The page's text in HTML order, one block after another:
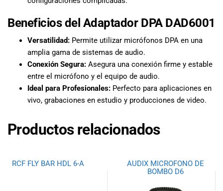
Beneficios del Adaptador DPA DAD6001
Versatilidad: Permite utilizar micrófonos DPA en una
amplia gama de sistemas de audio.
Conexión Segura: Asegura una conexión firme y estable
entre el micrófono y el equipo de audio.
Ideal para Profesionales: Perfecto para aplicaciones en
vivo, grabaciones en estudio y producciones de video.
Productos relacionados
RCF FLY BAR HDL 6-A
AUDIX MICROFONO DE
BOMBO D6